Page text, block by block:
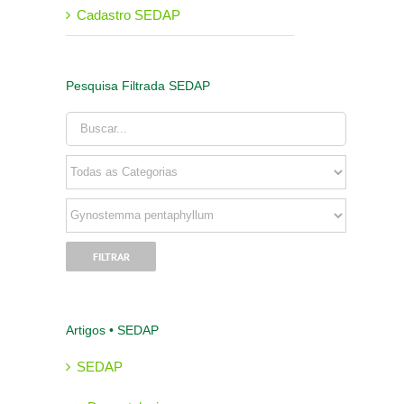
Cadastro SEDAP
Pesquisa Filtrada SEDAP
Artigos • SEDAP
SEDAP